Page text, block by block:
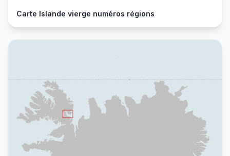
Carte Islande vierge numéros régions